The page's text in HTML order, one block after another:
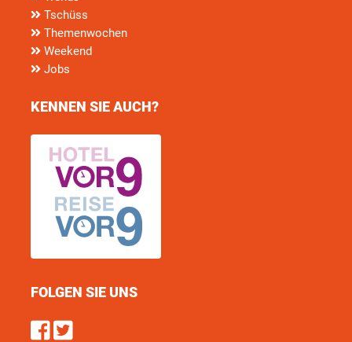
Tschüss
Themenwochen
Weekend
Jobs
KENNEN SIE AUCH?
FOLGEN SIE UNS
Find us on Facebook
Follow us on Twitter